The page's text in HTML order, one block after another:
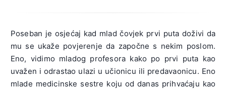
Poseban je osjećaj kad mlad čovjek prvi puta doživi da
mu se ukaže povjerenje da započne s nekim poslom.
Eno, vidimo mladog profesora kako po prvi puta kao
uvažen i odrastao ulazi u učionicu ili predavaonicu. Eno
mlade medicinske sestre koju od danas prihvaćaju kao